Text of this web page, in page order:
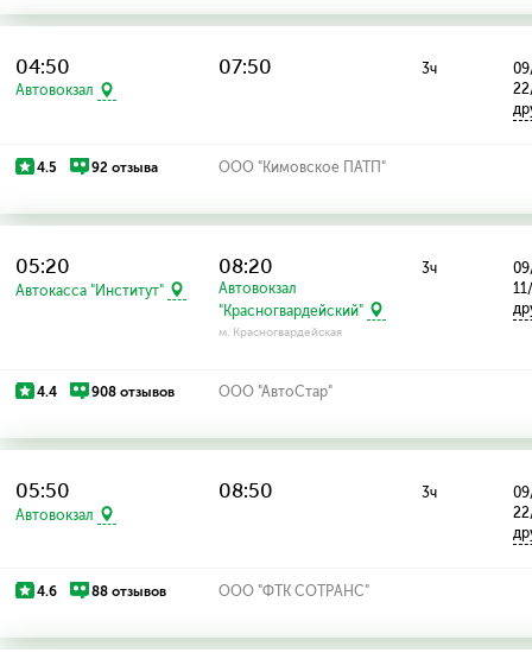
04:50
Автовокзал
07:50 3ч
4.5 92 отзыва ООО "Кимовское ПАТП"
05:20
Автокасса "Институт"
08:20
Автовокзал
"Красногвардейский"
м. Красногвардейская
3ч
4.4 908 отзывов ООО "АвтоСтар"
05:50
Автовокзал
08:50 3ч
4.6 88 отзывов ООО "ФТК СОТРАНС"